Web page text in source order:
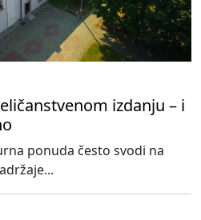
izdanju – i
ponuda često svodi na